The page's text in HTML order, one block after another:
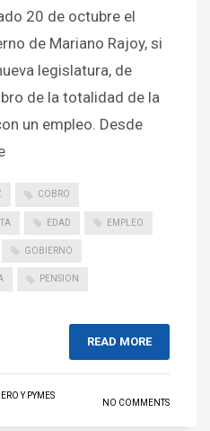
20 de octubre el
de Mariano Rajoy, si
legislatura, de
de la totalidad de la
un empleo. Desde
COBRO
EDAD EMPLEO
GOBIERNO
PENSION
READ MORE
Y PYMES
NO COMMENTS